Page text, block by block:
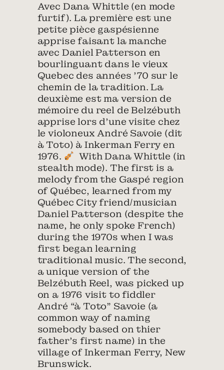
Avec Dana Whittle (en mode
furtif). La première est une
petite pièce gaspésienne
apprise faisant la manche
avec Daniel Patterson en
bourlinguant dans le vieux
Quebec des années ’70 sur le
chemin de la tradition. La
deuxième est ma version de
mémoire du reel de Belzébuth
apprise lors d’une visite chez
le violoneux André Savoie (dit
à Toto) à Inkerman Ferry en
1976.
With Dana Whittle (in
stealth mode). The first is a
melody from the Gaspé region
of Québec, learned from my
Québec City friend/musician
Daniel Patterson (despite the
name, he only spoke French)
during the 1970s when I was
first began learning
traditional music. The second,
a unique version of the
Belzébuth Reel, was picked up
on a 1976 visit to fiddler
André “à Toto” Savoie (a
common way of naming
somebody based on thier
father’s first name) in the
village of Inkerman Ferry, New
Brunswick.